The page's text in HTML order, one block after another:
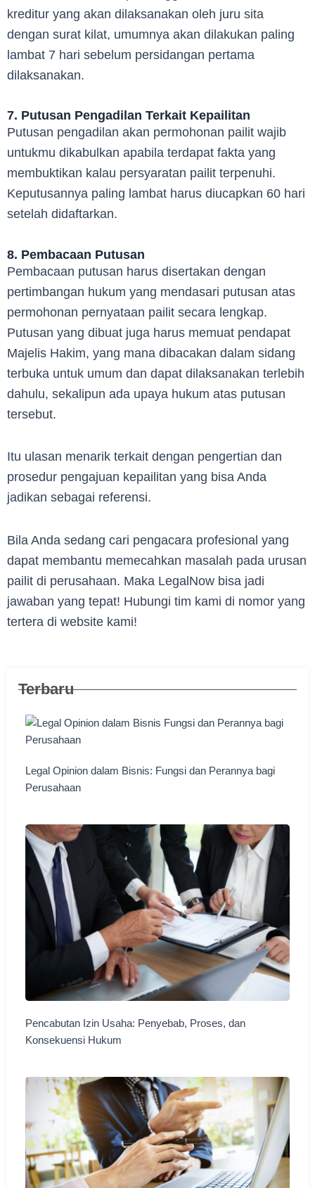
kreditur yang akan dilaksanakan oleh juru sita
dengan surat kilat, umumnya akan dilakukan paling
lambat 7 hari sebelum persidangan pertama
dilaksanakan.
7. Putusan Pengadilan Terkait Kepailitan
Putusan pengadilan akan permohonan pailit wajib
untukmu dikabulkan apabila terdapat fakta yang
membuktikan kalau persyaratan pailit terpenuhi.
Keputusannya paling lambat harus diucapkan 60 hari
setelah didaftarkan.
8. Pembacaan Putusan
Pembacaan putusan harus disertakan dengan
pertimbangan hukum yang mendasari putusan atas
permohonan pernyataan pailit secara lengkap.
Putusan yang dibuat juga harus memuat pendapat
Majelis Hakim, yang mana dibacakan dalam sidang
terbuka untuk umum dan dapat dilaksanakan terlebih
dahulu, sekalipun ada upaya hukum atas putusan
tersebut.
Itu ulasan menarik terkait dengan pengertian dan
prosedur pengajuan kepailitan yang bisa Anda
jadikan sebagai referensi.
Bila Anda sedang cari pengacara profesional yang
dapat membantu memecahkan masalah pada urusan
pailit di perusahaan. Maka LegalNow bisa jadi
jawaban yang tepat! Hubungi tim kami di nomor yang
tertera di website kami!
Terbaru
Legal Opinion dalam Bisnis: Fungsi dan Perannya bagi
Perusahaan
Pencabutan Izin Usaha: Penyebab, Proses, dan
Konsekuensi Hukum